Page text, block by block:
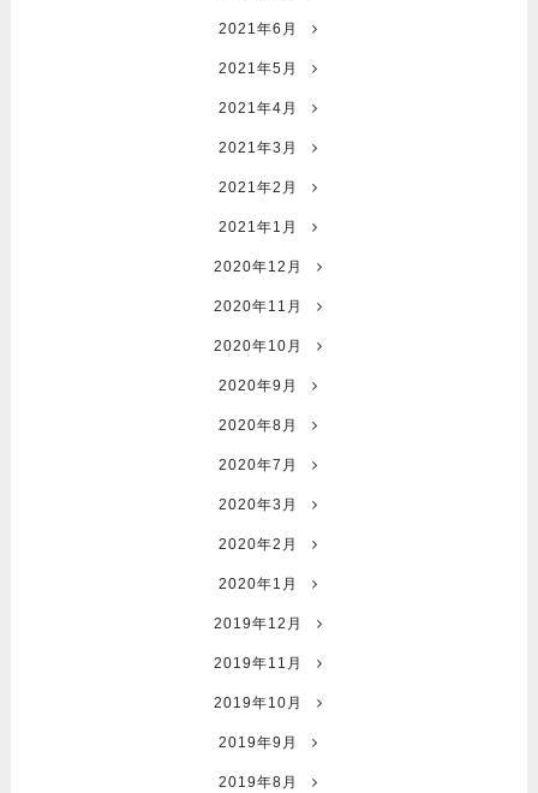
2021年6月
2021年5月
2021年4月
2021年3月
2021年2月
2021年1月
2020年12月
2020年11月
2020年10月
2020年9月
2020年8月
2020年7月
2020年3月
2020年2月
2020年1月
2019年12月
2019年11月
2019年10月
2019年9月
2019年8月